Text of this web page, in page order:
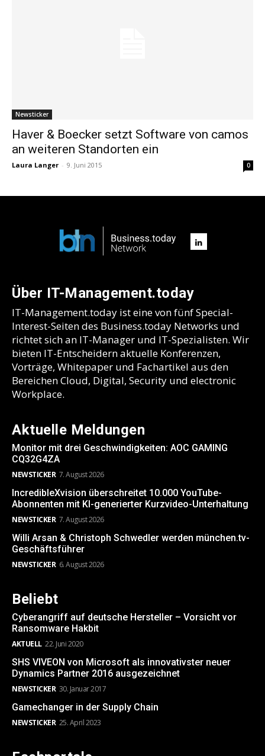
Newsticker
Haver & Boecker setzt Software von camos
an weiteren Standorten ein
Laura Langer - 9. Juni 2015 0
Über IT-Management.today
IT-Management.today ist eine von fünf Special-
Interest-Seiten des Business.today Networks und
richtet sich an IT-Manager und IT-Spezialisten. Wir
bieten IT-Entscheidern aktuelle Konferenzen,
Vorträge, Whitepaper und Fachartikel aus den
Bereichen Cloud, Digital, Security und electronic
Workplace.
Aktuelle Meldungen
Monitor mit drei Geschwindigkeiten: AOC GAMING
CQ32G4ZA
NEWSTICKER 7. August 2026
IncredibleXvision überschreitet 10.000 YouTube-
Abonnenten mit KI-generierter Kurzvideo-Unterhaltung
NEWSTICKER 7. August 2026
Willi Arsan & Christoph Schwedler werden münchen.tv-
Geschäftsführer
NEWSTICKER 6. August 2026
Beliebt
Cyberangriff auf deutsche Hersteller – Vorsicht vor
Ransomware Hakbit
AKTUELL 22. Juni 2020
SHS VIVEON von Microsoft als innovativster neuer
Dynamics Partner 2016 ausgezeichnet
NEWSTICKER 30. Januar 2017
Gamechanger in der Supply Chain
NEWSTICKER 25. April 2023